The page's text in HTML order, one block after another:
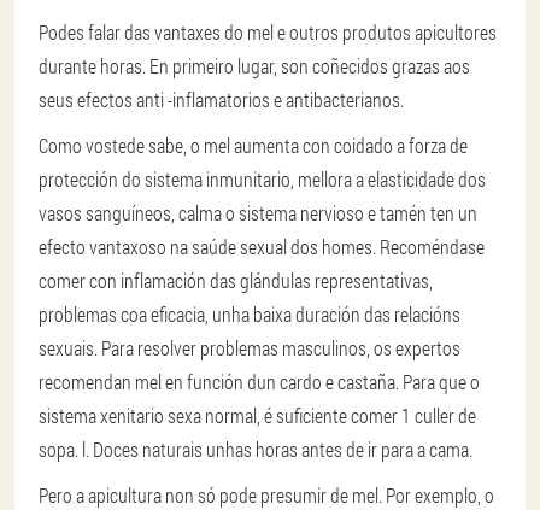
Podes falar das vantaxes do mel e outros produtos apicultores
durante horas. En primeiro lugar, son coñecidos grazas aos
seus efectos anti -inflamatorios e antibacterianos.
Como vostede sabe, o mel aumenta con coidado a forza de
protección do sistema inmunitario, mellora a elasticidade dos
vasos sanguíneos, calma o sistema nervioso e tamén ten un
efecto vantaxoso na saúde sexual dos homes. Recoméndase
comer con inflamación das glándulas representativas,
problemas coa eficacia, unha baixa duración das relacións
sexuais. Para resolver problemas masculinos, os expertos
recomendan mel en función dun cardo e castaña. Para que o
sistema xenitario sexa normal, é suficiente comer 1 culler de
sopa. l. Doces naturais unhas horas antes de ir para a cama.
Pero a apicultura non só pode presumir de mel. Por exemplo, o